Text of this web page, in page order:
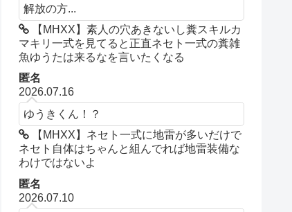
解放の方...
【MHXX】素人の穴あきないし糞スキルカ
マキリ一式を見てると正直ネセト一式の糞雑
魚ゆうたは来るなを言いたくなる
匿名
2026.07.16
ゆうきくん！？
【MHXX】ネセト一式に地雷が多いだけで
ネセト自体はちゃんと組んでれば地雷装備な
わけではないよ
匿名
2026.07.10